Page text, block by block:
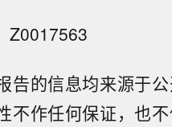
Z0017563
告的信息均来源于
不作任何保证，也